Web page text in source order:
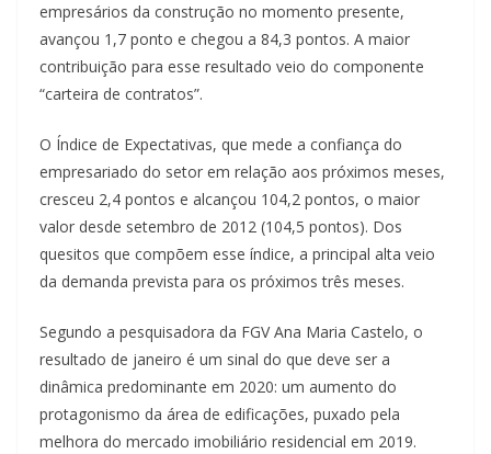
empresários da construção no momento presente,
avançou 1,7 ponto e chegou a 84,3 pontos. A maior
contribuição para esse resultado veio do componente
“carteira de contratos”.
O Índice de Expectativas, que mede a confiança do
empresariado do setor em relação aos próximos meses,
cresceu 2,4 pontos e alcançou 104,2 pontos, o maior
valor desde setembro de 2012 (104,5 pontos). Dos
quesitos que compõem esse índice, a principal alta veio
da demanda prevista para os próximos três meses.
Segundo a pesquisadora da FGV Ana Maria Castelo, o
resultado de janeiro é um sinal do que deve ser a
dinâmica predominante em 2020: um aumento do
protagonismo da área de edificações, puxado pela
melhora do mercado imobiliário residencial em 2019.